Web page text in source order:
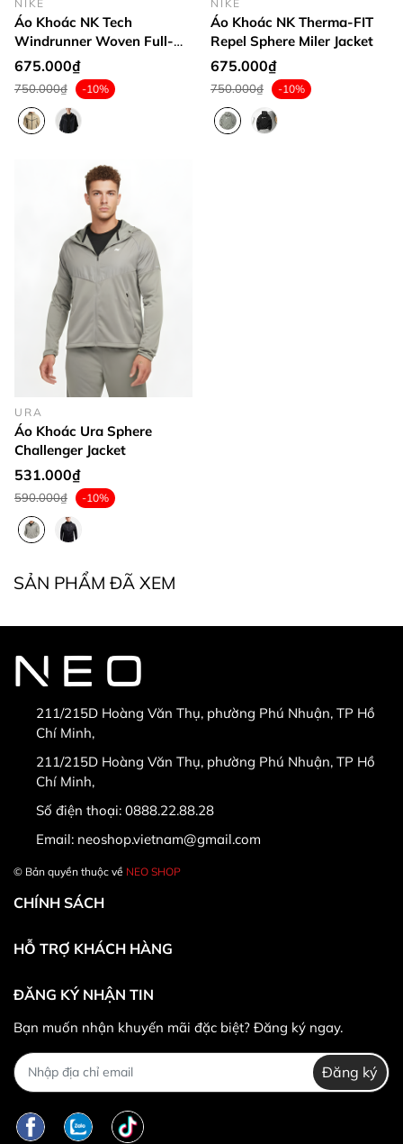
NIKE
Áo Khoác NK Tech
Windrunner Woven Full-
Zip Jacket
675.000₫
750.000₫ -10%
NIKE
Áo Khoác NK Therma-FIT
Repel Sphere Miler Jacket
675.000₫
750.000₫ -10%
URA
Áo Khoác Ura Sphere
Challenger Jacket
531.000₫
590.000₫ -10%
SẢN PHẨM ĐÃ XEM
211/215D Hoàng Văn Thụ, phường Phú Nhuận, TP Hồ
Chí Minh,
211/215D Hoàng Văn Thụ, phường Phú Nhuận, TP Hồ
Chí Minh,
Số điện thoại: 0888.22.88.28
Email: neoshop.vietnam@gmail.com
© Bản quyền thuộc về NEO SHOP
CHÍNH SÁCH
HỖ TRỢ KHÁCH HÀNG
ĐĂNG KÝ NHẬN TIN
Bạn muốn nhận khuyến mãi đặc biệt? Đăng ký ngay.
Đăng ký